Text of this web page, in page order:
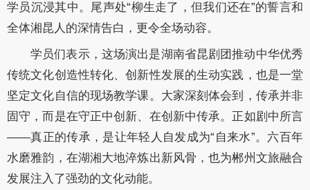
学员沉浸其中。尾声处“柳生走了，但我们还在”的誓言和
全体湘昆人的深情告白，更令全场动容。
学员们表示，这场演出是湖南省昆剧团推动中华优秀
传统文化创造性转化、创新性发展的生动实践，也是一堂
坚定文化自信的现场教学课。大家深刻体会到，传承并非
固守，而是在守正中创新、在创新中传承。正如剧中所言
——真正的传承，是让年轻人自发成为“自来水”。六百年
水磨雅韵，在湖湘大地淬炼出新风骨，也为郴州文旅融合
发展注入了强劲的文化动能。